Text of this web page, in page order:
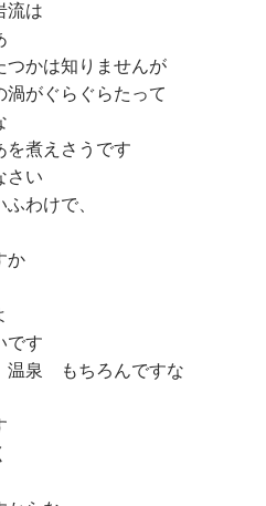
流は
つかは知りませんが
渦がぐらぐらたって
を煮えさうです
さい
わけで、
か
です
温泉 もちろんですな